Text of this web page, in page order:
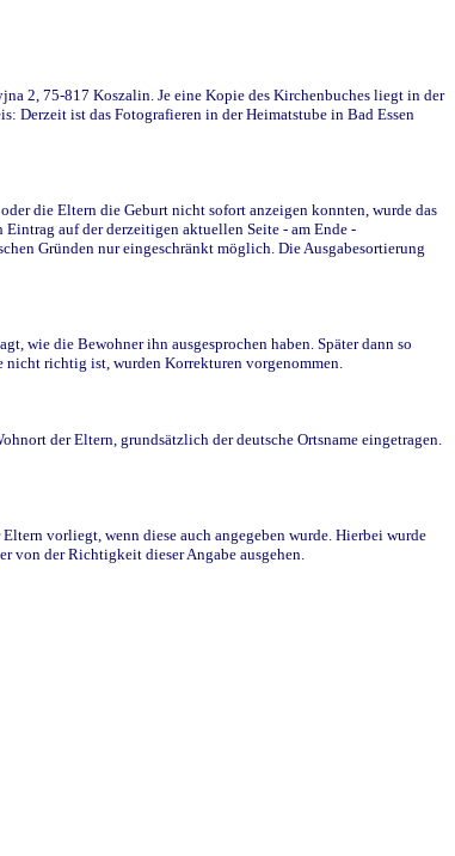
2, 75-817 Koszalin. Je eine Kopie des Kirchenbuches liegt in der
Derzeit ist das Fotografieren in der Heimatstube in Bad Essen
die Eltern die Geburt nicht sofort anzeigen konnten, wurde das
auf der derzeitigen aktuellen Seite - am Ende -
Gründen nur eingeschränkt möglich. Die Ausgabesortierung
wie die Bewohner ihn ausgesprochen haben. Später dann so
nicht richtig ist, wurden Korrekturen vorgenommen.
der Eltern, grundsätzlich der deutsche Ortsname eingetragen.
vorliegt, wenn diese auch angegeben wurde. Hierbei wurde
von der Richtigkeit dieser Angabe ausgehen.